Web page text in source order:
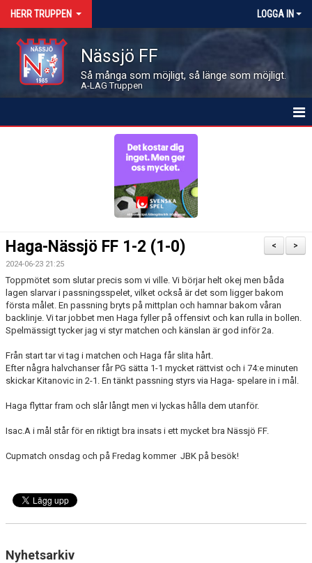
HERR TRUPPEN LOGGA IN
Nässjö FF
Så många som möjligt, så länge som möjligt.
A-LAG Truppen
LEDARE OCH SPELARE
BILDGALLERI
DOKUMENT
>
<
Haga-Nässjö FF 1-2 (1-0)
2024-06-23 21:25
Toppmötet som slutar precis som vi ville. Vi börjar helt okej men båda
lagen slarvar i passningsspelet, vilket också är det som ligger bakom
första målet. En passning bryts på mittplan och hamnar bakom våran
backlinje. Vi tar jobbet men Haga fyller på offensivt och kan rulla in bollen.
Spelmässigt tycker jag vi styr matchen och känslan är god inför 2a.
Från start tar vi tag i matchen och Haga får slita hårt.
Efter några halvchanser får PG sätta 1-1 mycket rättvist och i 74:e minuten
skickar Kitanovic in 2-1. En tänkt passning styrs via Haga- spelare in i mål.
Haga flyttar fram och slår långt men vi lyckas hålla dem utanför.
Isac.A i mål står för en riktigt bra insats i ett mycket bra Nässjö FF.
Cupmatch onsdag och på Fredag kommer JBK på besök!
Nyhetsarkiv